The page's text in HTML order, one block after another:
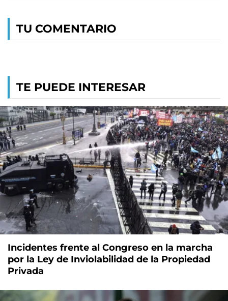
TU COMENTARIO
TE PUEDE INTERESAR
Incidentes frente al Congreso en la marcha
por la Ley de Inviolabilidad de la Propiedad
Privada